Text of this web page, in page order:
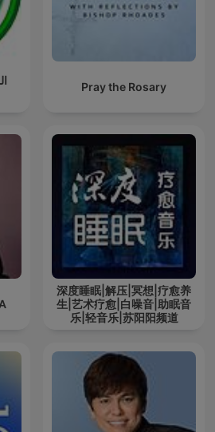
Pray the Rosary
深度睡眠|解压|冥想|疗愈养
生|艺术疗愈|白噪音|助眠音
乐|轻音乐|苏阳阳频道